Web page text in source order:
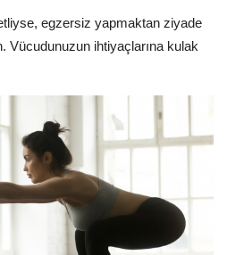
egzersiz yapmaktan ziyade
Vücudunuzun ihtiyaçlarına kulak